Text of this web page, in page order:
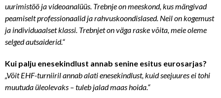
uurimistöö ja videoanalüüs. Trebnje on meeskond, kus mängivad
peamiselt professionaalid ja rahvuskoondislased. Neil on kogemust
ja individuaalset klassi. Trebnjet on väga raske võita, meie oleme
selged autsaiderid.“
Kui palju enesekindlust annab senine esitus eurosarjas?
„Võit EHF-turniiril annab alati enesekindlust, kuid seejuures ei tohi
muutuda üleolevaks – tuleb jalad maas hoida.“